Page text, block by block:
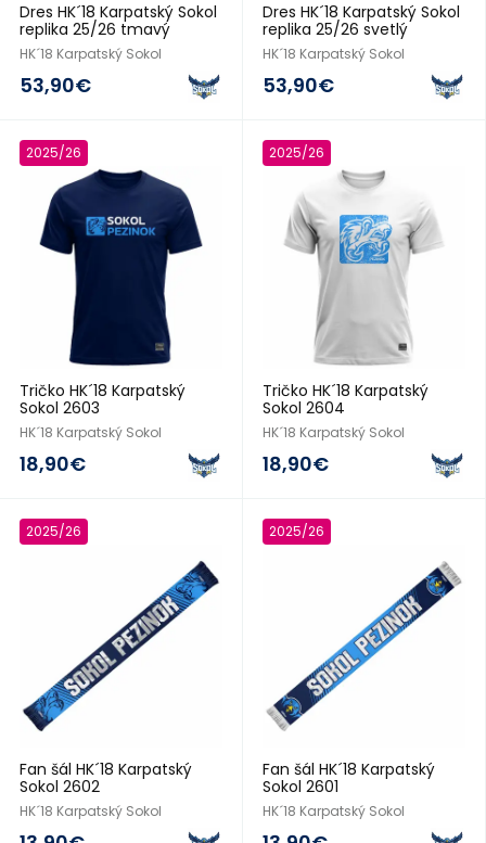
Dres HK´18 Karpatský Sokol
replika 25/26 tmavý
HK´18 Karpatský Sokol
53,90€
Dres HK´18 Karpatský Sokol
replika 25/26 svetlý
HK´18 Karpatský Sokol
53,90€
2025/26
Tričko HK´18 Karpatský
Sokol 2603
HK´18 Karpatský Sokol
18,90€
2025/26
Tričko HK´18 Karpatský
Sokol 2604
HK´18 Karpatský Sokol
18,90€
2025/26
Fan šál HK´18 Karpatský
Sokol 2602
HK´18 Karpatský Sokol
2025/26
Fan šál HK´18 Karpatský
Sokol 2601
HK´18 Karpatský Sokol